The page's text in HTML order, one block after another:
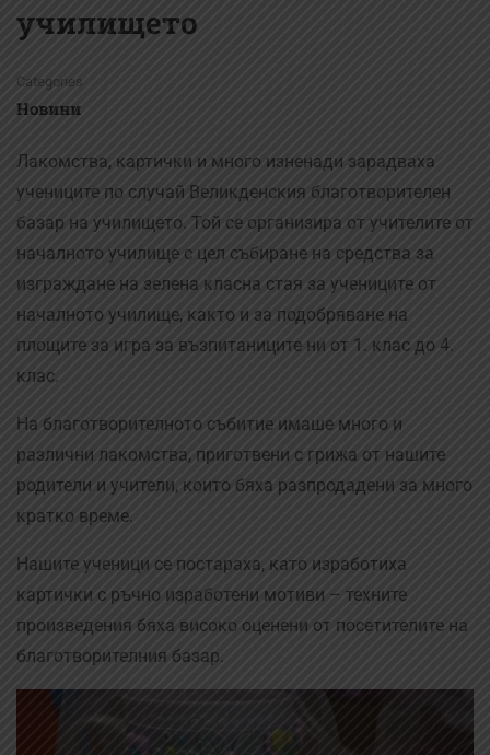
училището
Categories
Новини
Лакомства, картички и много изненади зарадваха
учениците по случай Великденския благотворителен
базар на училището. Той се организира от учителите от
началното училище с цел събиране на средства за
изграждане на зелена класна стая за учениците от
началното училище, както и за подобряване на
площите за игра за възпитаниците ни от 1. клас до 4.
клас.
На благотворителното събитие имаше много и
различни лакомства, приготвени с грижа от нашите
родители и учители, които бяха разпродадени за много
кратко време.
Нашите ученици се постараха, като изработиха
картички с ръчно изработени мотиви – техните
произведения бяха високо оценени от посетителите на
благотворителния базар.